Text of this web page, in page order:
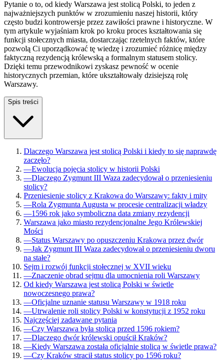
Pytanie o to, od kiedy Warszawa jest stolicą Polski, to jeden z
najważniejszych punktów w zrozumieniu naszej historii, który
często budzi kontrowersje przez zawiłości prawne i historyczne. W
tym artykule wyjaśniam krok po kroku proces kształtowania się
funkcji stołecznych miasta, dostarczając rzetelnych faktów, które
pozwolą Ci uporządkować tę wiedzę i zrozumieć różnicę między
faktyczną rezydencją królewską a formalnym statusem stolicy.
Dzięki temu przewodnikowi zyskasz pewność w ocenie
historycznych przemian, które ukształtowały dzisiejszą rolę
Warszawy.
Spis treści
Dlaczego Warszawa jest stolicą Polski i kiedy to się naprawdę
zaczęło?
—Ewolucja pojęcia stolicy w historii Polski
—Dlaczego Zygmunt III Waza zadecydował o przeniesieniu
stolicy?
Przeniesienie stolicy z Krakowa do Warszawy: fakty i mity
—Rola Zygmunta Augusta w procesie centralizacji władzy
—1596 rok jako symboliczna data zmiany rezydencji
Warszawa jako miasto rezydencjonalne Jego Królewskiej
Mości
—Status Warszawy po opuszczeniu Krakowa przez dwór
—Jak Zygmunt III Waza zadecydował o przeniesieniu dworu
na stałe?
Sejm i rozwój funkcji stołecznej w XVII wieku
—Znaczenie obrad sejmu dla umocnienia roli Warszawy
Od kiedy Warszawa jest stolicą Polski w świetle
nowoczesnego prawa?
—Oficjalne uznanie statusu Warszawy w 1918 roku
—Utrwalenie roli stolicy Polski w konstytucji z 1952 roku
Najczęściej zadawane pytania
—Czy Warszawa była stolicą przed 1596 rokiem?
—Dlaczego dwór królewski opuścił Kraków?
—Kiedy Warszawa została oficjalnie stolicą w świetle prawa?
—Czy Kraków stracił status stolicy po 1596 roku?